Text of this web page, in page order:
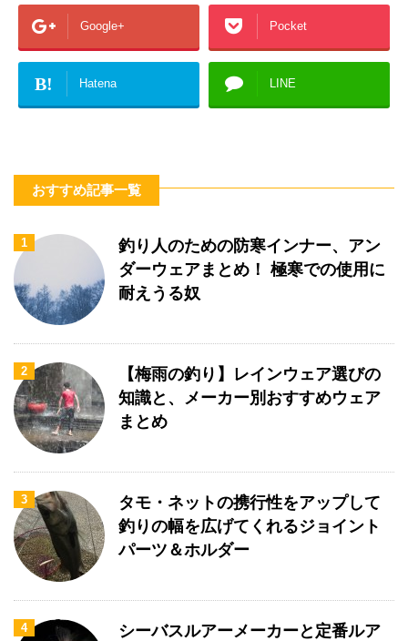
Google+ Pocket
B! Hatena LINE
おすすめ記事一覧
1
釣り人のための防寒インナー、アン
ダーウェアまとめ！ 極寒での使用に
耐えうる奴
2
【梅雨の釣り】レインウェア選びの
知識と、メーカー別おすすめウェア
まとめ
3
タモ・ネットの携行性をアップして
釣りの幅を広げてくれるジョイント
パーツ＆ホルダー
4
シーバスルアーメーカーと定番ルア